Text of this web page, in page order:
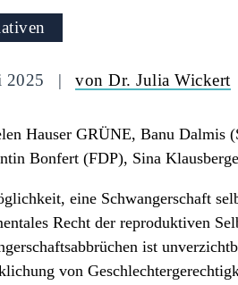
2025 von Dr. Julia Wickert
Hauser GRÜNE, Banu
Bonfert (FDP), Sina
eine Schwangerschaft
Recht der reproduktiven
ist
von